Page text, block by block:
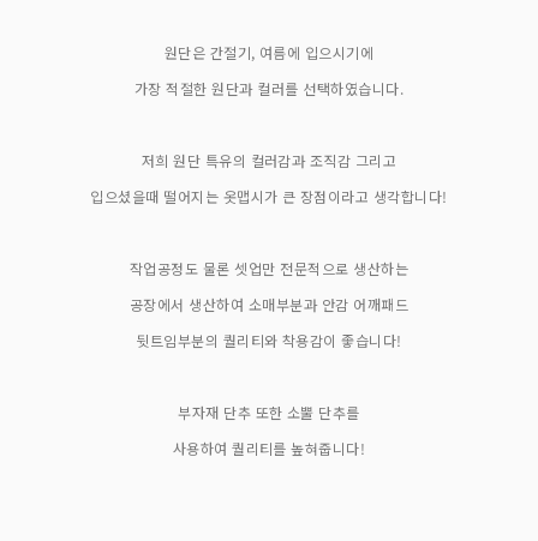
원단은 간절기, 여름에 입으시기에
가장 적절한 원단과 컬러를 선택하였습니다.
저희 원단 특유의 컬러감과 조직감 그리고
입으셨을때 떨어지는 옷맵시가 큰 장점이라고 생각합니다!
작업공정도 물론 셋업만 전문적으로 생산하는
공장에서 생산하여 소매부분과 안감 어깨패드
뒷트임부분의 퀄리티와 착용감이 좋습니다!
부자재 단추 또한 소뿔 단추를
사용하여 퀄리티를 높혀줍니다!